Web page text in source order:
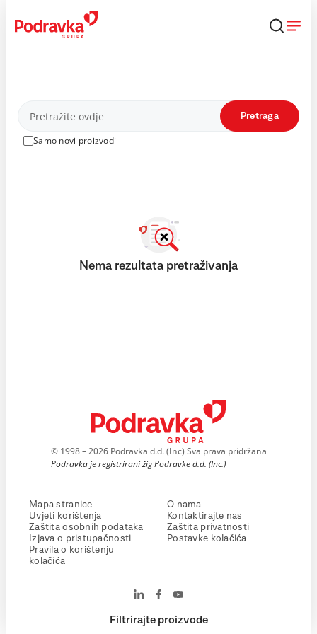
content
Proizvodi
Samo novi proizvodi
Pretraga
Filtrirajte proizvode
Nema rezultata pretraživanja
© 1998 – 2026 Podravka d.d. (Inc) Sva prava pridržana
Podravka je registrirani žig Podravke d.d. (Inc.)
Mapa stranice
Uvjeti korištenja
Zaštita osobnih podataka
Izjava o pristupačnosti
Pravila o korištenju
kolačića
O nama
Kontaktirajte nas
Zaštita privatnosti
Postavke kolačića